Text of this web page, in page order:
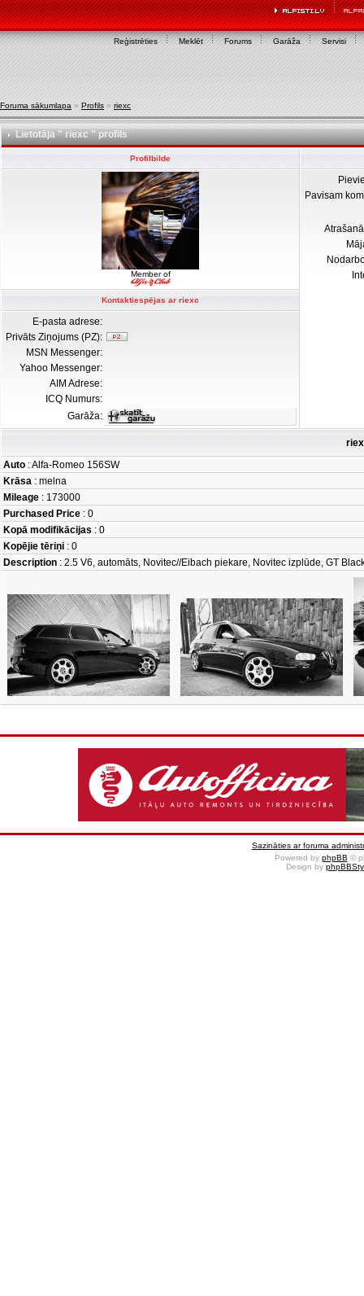
Reģistrēties Meklēt Forums Garāža Servisi
Foruma sākumlapa » Profils » riexc
Lietotāja " riexc " profils
Profilbilde
Member of
Pavisam
Kontaktiespējas ar riexc
E-pasta adrese:
Privāts Ziņojums (PZ):
MSN Messenger:
Yahoo Messenger:
AIM Adrese:
ICQ Numurs:
Garāža:
Auto : Alfa-Romeo 156SW
Krāsa : melna
Mileage : 173000
Purchased Price : 0
Kopā modifikācijas : 0
Kopējie tēriņi : 0
Description : 2.5 V6, automāts, Novitec//Eibach piekare, Novitec izplūde, GT
Sazināties ar foruma
Powered by phpBB ©
Design by